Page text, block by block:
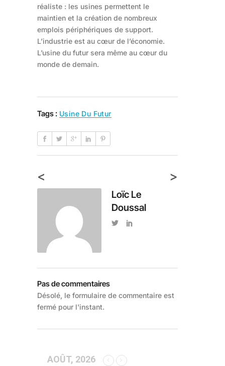
réaliste : les usines permettent le
maintien et la création de nombreux
emplois périphériques de support.
L’industrie est au cœur de l’économie.
L’usine du futur sera même au cœur du
monde de demain.
Tags : Usine Du Futur
< >
Loïc Le
Doussal
Pas de commentaires
Désolé, le formulaire de commentaire est
fermé pour l'instant.
AOÛT, 2026